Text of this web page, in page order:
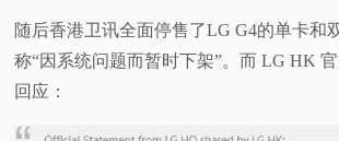
验
随后香港卫讯全面停售了LG G4的单卡和
称“因系统问题而暂时下架”。而 LG HK
回应：